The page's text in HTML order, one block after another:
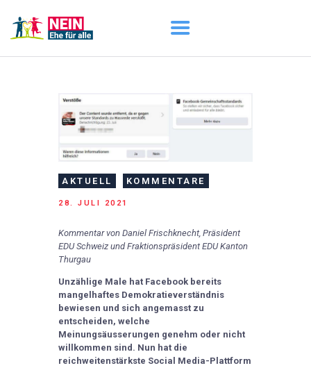
AKTUELL
DARUM GEHT ES
ÜBER UNS
DOWNLOADS
AKTUELL KOMMENTARE
28. JULI 2021
Kommentar von Daniel Frischknecht, Präsident
EDU Schweiz und Fraktionspräsident EDU Kanton
Thurgau
Unzählige Male hat Facebook bereits
mangelhaftes Demokratieverständnis
bewiesen und sich angemasst zu
entscheiden, welche
Meinungsäusserungen genehm oder nicht
willkommen sind. Nun hat die
reichweitenstärkste Social Media-Plattform